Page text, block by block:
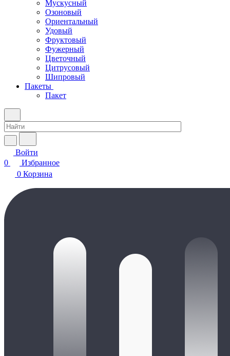
Мускусный
Озоновый
Ориентальный
Удовый
Фруктовый
Фужерный
Цветочный
Цитрусовый
Шипровый
Пакеты
Пакет
Войти
0
Избранное
0 Корзина